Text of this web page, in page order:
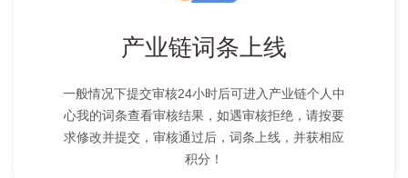
产业链词条上线
一般情况下提交审核24小时后可进入产业链个人中
心我的词条查看审核结果，如遇审核拒绝，请按要
求修改并提交，审核通过后，词条上线，并获相应
积分！